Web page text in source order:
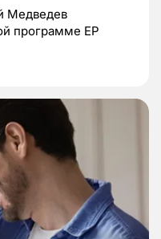
Медведев
программе ЕР